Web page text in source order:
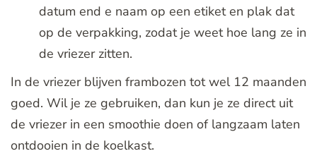
datum end e naam op een etiket en plak dat
op de verpakking, zodat je weet hoe lang ze in
de vriezer zitten.
In de vriezer blijven frambozen tot wel 12 maanden
goed. Wil je ze gebruiken, dan kun je ze direct uit
de vriezer in een smoothie doen of langzaam laten
ontdooien in de koelkast.